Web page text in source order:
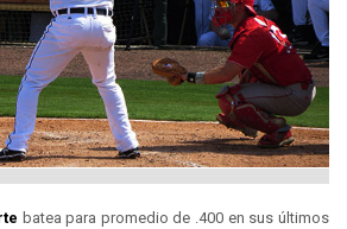
batea para promedio de .400 en sus últimos